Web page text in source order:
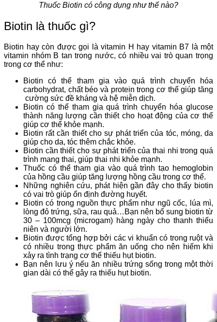
Thuốc Biotin có công dụng như thế nào?
Biotin là thuốc gì?
Biotin hay còn được gọi là vitamin H hay vitamin B7 là một
vitamin nhóm B tan trong nước, có nhiều vai trò quan trọng
trong cơ thể như:
Biotin có thể tham gia vào quá trình chuyển hóa
carbohydrat, chất béo và protein trong cơ thể giúp tăng
cường sức đề kháng và hệ miễn dịch.
Biotin có thể tham gia quá trình chuyển hóa glucose
thành năng lượng cần thiết cho hoạt động của cơ thể
giúp cơ thể khỏe mạnh.
Biotin rất cần thiết cho sự phát triển của tóc, móng, da
giúp cho da, tóc thêm chắc khỏe.
Biotin cần thiết cho sự phát triển của thai nhi trong quá
trình mang thai, giúp thai nhi khỏe mạnh.
Thuốc có thể tham gia vào quá trình tạo hemoglobin
của hồng cầu giúp tăng lượng hồng cầu trong cơ thể.
Những nghiên cứu, phát hiện gần đây cho thấy biotin
có vai trò giúp ổn định đường huyết.
Biotin có trong nguồn thực phẩm như ngũ cốc, lúa mì,
lòng đỏ trứng, sữa, rau quả…Bạn nên bổ sung biotin từ
30 – 100mcg (microgam) hàng ngày cho thanh thiếu
niên và người lớn.
Biotin được tổng hợp bởi các vi khuẩn có trong ruột và
có nhiều trong thực phẩm ăn uống cho nên hiếm khi
xảy ra tình trạng cơ thể thiếu hụt biotin.
Bạn nên lưu ý nếu ăn nhiều trứng sống trong một thời
gian dài có thể gây ra thiếu hụt biotin.